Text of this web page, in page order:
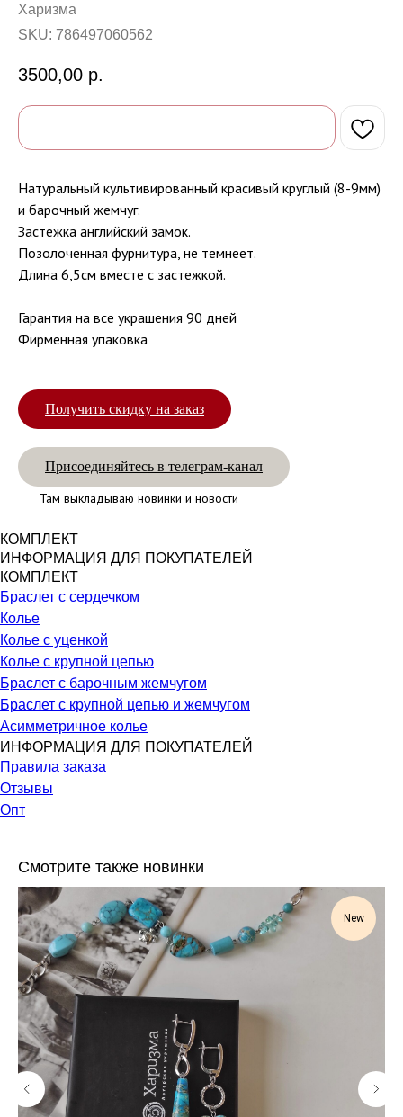
Харизма
SKU: 786497060562
3500,00 р.
Натуральный культивированный красивый круглый (8-9мм)
и барочный жемчуг.
Застежка английский замок.
Позолоченная фурнитура, не темнеет.
Длина 6,5см вместе с застежкой.
Гарантия на все украшения 90 дней
Фирменная упаковка
Получить скидку на заказ
Присоединяйтесь в телеграм-канал
Там выкладываю новинки и новости
КОМПЛЕКТ
ИНФОРМАЦИЯ ДЛЯ ПОКУПАТЕЛЕЙ
КОМПЛЕКТ
Браслет с сердечком
Колье
Колье с уценкой
Колье с крупной цепью
Браслет с барочным жемчугом
Браслет с крупной цепью и жемчугом
Асимметричное колье
ИНФОРМАЦИЯ ДЛЯ ПОКУПАТЕЛЕЙ
Правила заказа
Отзывы
Опт
Смотрите также новинки
New